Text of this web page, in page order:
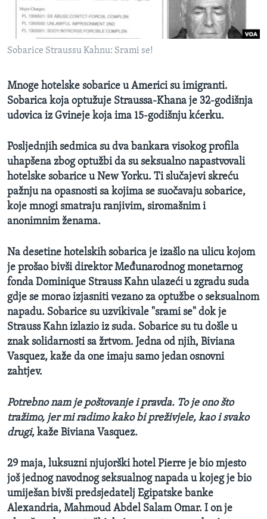
MAGAZIN
O GLASU AMERIKE
PRATITE NAS
Jezici
Sobarice Straussu Kahnu: Srami se!
Mnoge hotelske sobarice u Americi su imigranti.
Sobarica koja optužuje Straussa-Khana je 32-godišnja
udovica iz Gvineje koja ima 15-godišnju kćerku.
Posljednjih sedmica su dva bankara visokog profila
uhapšena zbog optužbi da su seksualno napastvovali
hotelske sobarice u New Yorku. Ti slučajevi skreću
pažnju na opasnosti sa kojima se suočavaju sobarice,
koje mnogi smatraju ranjivim, siromašnim i
anonimnim ženama.
Na desetine hotelskih sobarica je izašlo na ulicu kojom
je prošao bivši direktor Međunarodnog monetarnog
fonda Dominique Strauss Kahn ulazeći u zgradu suda
gdje se morao izjasniti vezano za optužbe o seksualnom
napadu. Sobarice su uzvikivale "srami se" dok je
Strauss Kahn izlazio iz suda. Sobarice su tu došle u
znak solidarnosti sa žrtvom. Jedna od njih, Biviana
Vasquez, kaže da one imaju samo jedan osnovni
zahtjev.
Potrebno nam je poštovanje i pravda. To je ono što
tražimo, jer mi radimo kako bi preživjele, kao i svako
drugi, kaže Biviana Vasquez.
29 maja, luksuzni njujorški hotel Pierre je bio mjesto
još jednog navodnog seksualnog napada u kojeg je bio
umiješan bivši predsjedatelj Egipatske banke
Alexandria, Mahmoud Abdel Salam Omar. I on je